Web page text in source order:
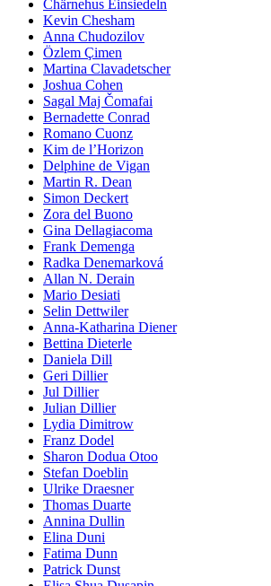
Chärnehus Einsiedeln
Kevin Chesham
Anna Chudozilov
Özlem Çimen
Martina Clavadetscher
Joshua Cohen
Sagal Maj Čomafai
Bernadette Conrad
Romano Cuonz
Kim de l’Horizon
Delphine de Vigan
Martin R. Dean
Simon Deckert
Zora del Buono
Gina Dellagiacoma
Frank Demenga
Radka Denemarková
Allan N. Derain
Mario Desiati
Selin Dettwiler
Anna-Katharina Diener
Bettina Dieterle
Daniela Dill
Geri Dillier
Jul Dillier
Julian Dillier
Lydia Dimitrow
Franz Dodel
Sharon Dodua Otoo
Stefan Doeblin
Ulrike Draesner
Thomas Duarte
Annina Dullin
Elina Duni
Fatima Dunn
Patrick Dunst